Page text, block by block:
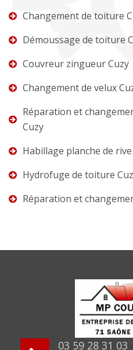
Changement de toiture
Démoussage de toiture
Couvreur zingueur Cuzy
Changement de velux
Réparation et
Cuzy
Habillage planche de
Hydrofuge de toiture
Réparation et
03 59 28 31 03